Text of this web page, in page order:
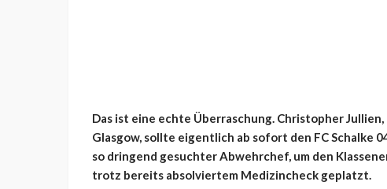
Das ist eine echte Überraschung. Christopher
Glasgow, sollte eigentlich ab sofort den FC Schalke
so dringend gesuchter Abwehrchef, um den
trotz bereits absolviertem Medizincheck geplatzt.